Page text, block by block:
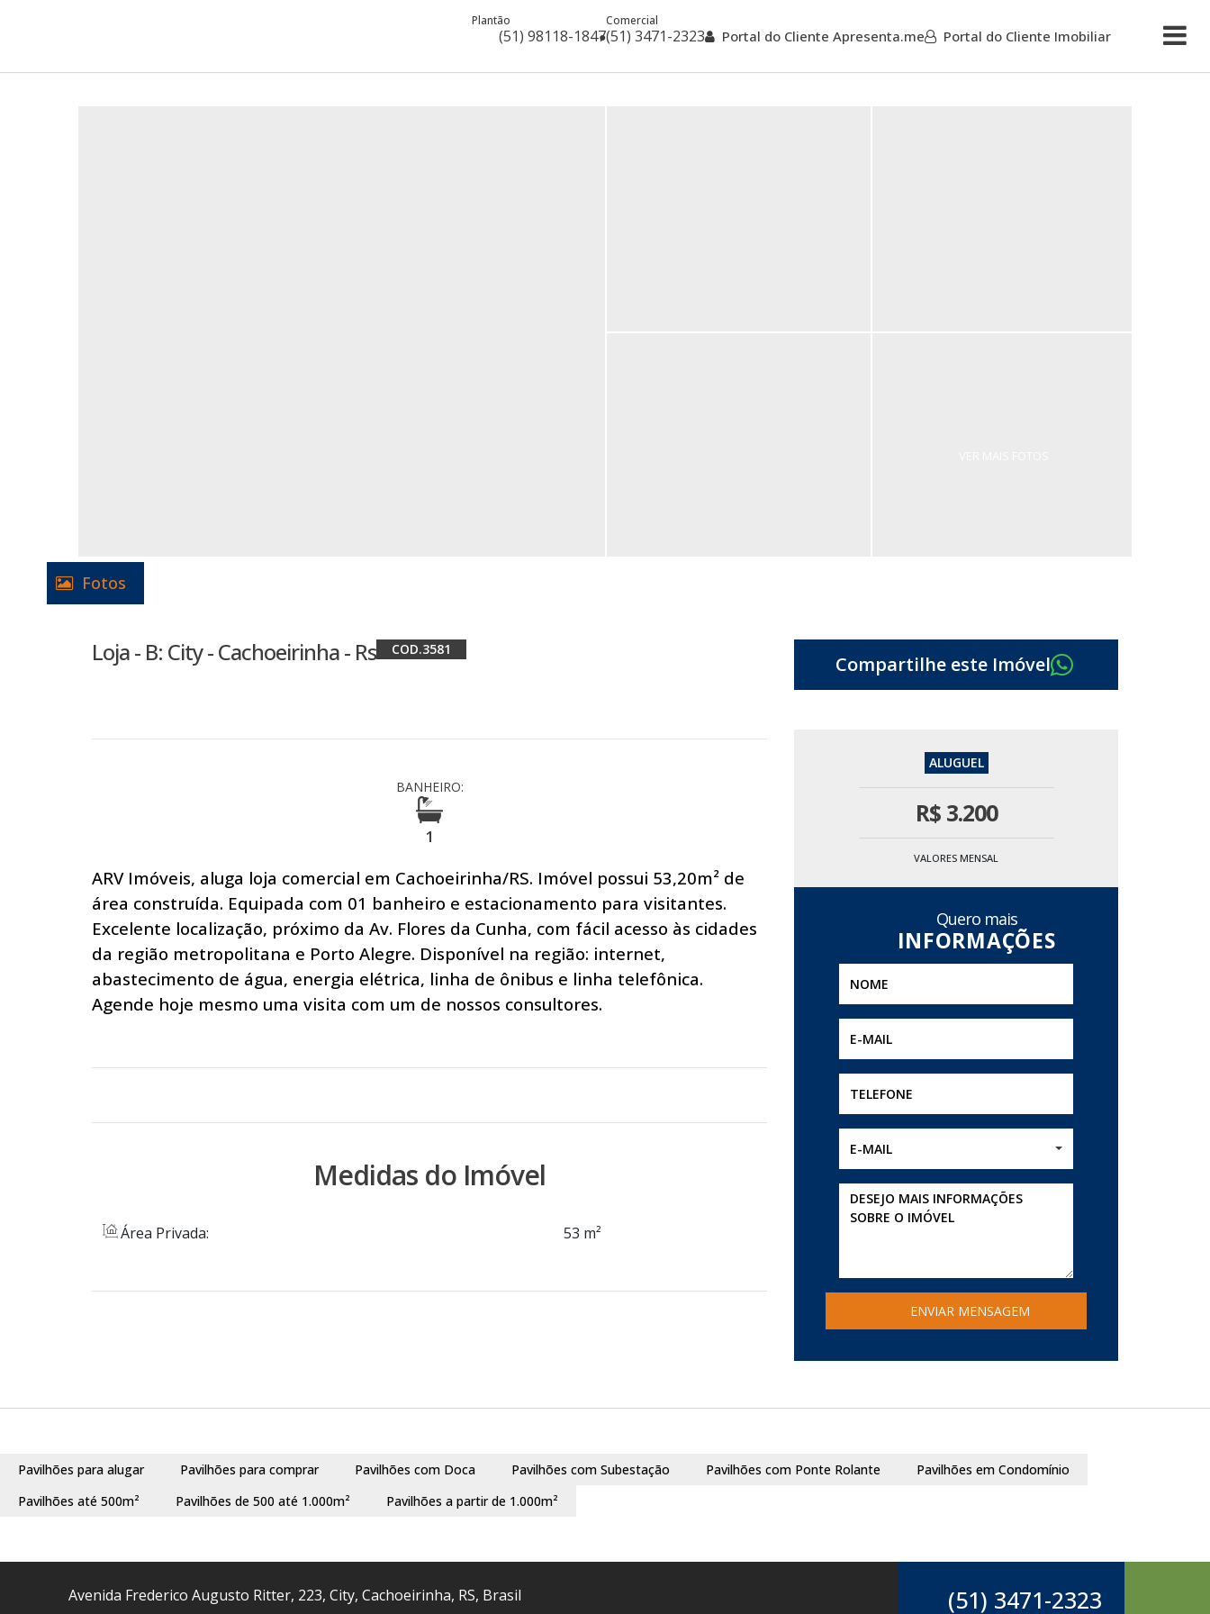
(51) 98118-1847
Plantão
(51) 3471-2323
Comercial
Portal do Cliente Apresenta.me Portal do Cliente Imobiliar
Fotos
Loja - B: City - Cachoeirinha - Rs 3581
BANHEIRO:
1
ARV Imóveis, aluga loja comercial em Cachoeirinha/RS. Imóvel possui 53,20m² de
área construída. Equipada com 01 banheiro e estacionamento para visitantes.
Excelente localização, próximo da Av. Flores da Cunha, com fácil acesso às cidades
da região metropolitana e Porto Alegre. Disponível na região: internet,
abastecimento de água, energia elétrica, linha de ônibus e linha telefônica.
Agende hoje mesmo uma visita com um de nossos consultores.
Medidas do Imóvel
Área Privada: 53 m²
R$3.200
VALORES MENSAL
Quero mais
E-MAIL
Pavilhões para alugar Pavilhões para comprar Pavilhões com Doca Pavilhões com Subestação Pavilhões com Ponte Rolante
Pavilhões em Condomínio
Pavilhões até 500m²
Pavilhões de 500 até 1.000m² Pavilhões a partir de 1.000m²
(51) 3471-2323
Avenida Frederico Augusto Ritter, 223, City, Cachoeirinha, RS, Brasil